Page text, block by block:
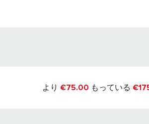
より €75.00 もっている